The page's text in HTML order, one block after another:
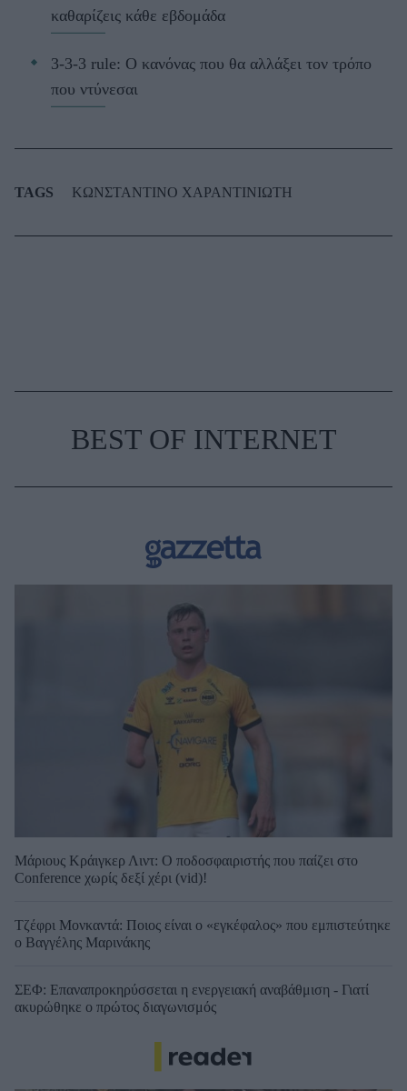
καθαρίζεις κάθε εβδομάδα
3-3-3 rule: Ο κανόνας που θα αλλάξει τον τρόπο
που ντύνεσαι
TAGS ΚΩΝΣΤΑΝΤΙΝΟ ΧΑΡΑΝΤΙΝΙΩΤΗ
BEST OF INTERNET
Μάριους Κράιγκερ Λιντ: Ο ποδοσφαιριστής που παίζει στο
Conference χωρίς δεξί χέρι (vid)!
Τζέφρι Μονκαντά: Ποιος είναι ο «εγκέφαλος» που εμπιστεύτηκε
ο Βαγγέλης Μαρινάκης
ΣΕΦ: Επαναπροκηρύσσεται η ενεργειακή αναβάθμιση - Γιατί
ακυρώθηκε ο πρώτος διαγωνισμός